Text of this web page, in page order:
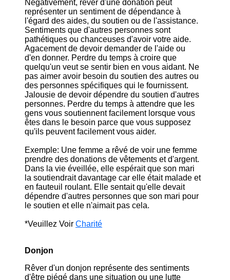
Négativement, rêver d'une donation peut
représenter un sentiment de dépendance à
l'égard des aides, du soutien ou de l'assistance.
Sentiments que d'autres personnes sont
pathétiques ou chanceuses d'avoir votre aide.
Agacement de devoir demander de l'aide ou
d'en donner. Perdre du temps à croire que
quelqu'un veut se sentir bien en vous aidant. Ne
pas aimer avoir besoin du soutien des autres ou
des personnes spécifiques qui le fournissent.
Jalousie de devoir dépendre du soutien d'autres
personnes. Perdre du temps à attendre que les
gens vous soutiennent facilement lorsque vous
êtes dans le besoin parce que vous supposez
qu'ils peuvent facilement vous aider.
Exemple: Une femme a rêvé de voir une femme
prendre des donations de vêtements et d'argent.
Dans la vie éveillée, elle espérait que son mari
la soutiendrait davantage car elle était malade et
en fauteuil roulant. Elle sentait qu'elle devait
dépendre d'autres personnes que son mari pour
le soutien et elle n'aimait pas cela.
*Veuillez Voir Charité
Donjon
Rêver d'un donjon représente des sentiments
d'être piégé dans une situation ou une lutte